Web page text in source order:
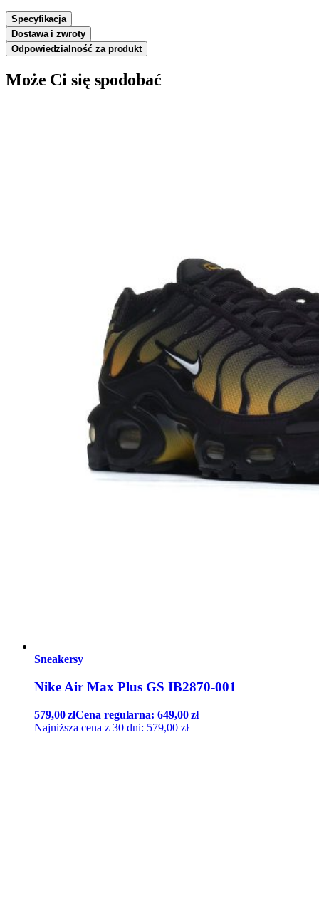
Specyfikacja
Dostawa i zwroty
Odpowiedzialność za produkt
Może Ci się spodobać
Sneakersy
Nike Air Max Plus GS IB2870-001
579,00złCena regularna:649,00zł
Najniższa cena z 30 dni: 579,00 zł